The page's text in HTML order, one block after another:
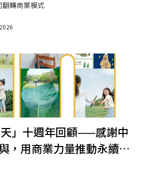
轉商業模式
天」十週年回顧——感謝中
，用商業力量推動永續生